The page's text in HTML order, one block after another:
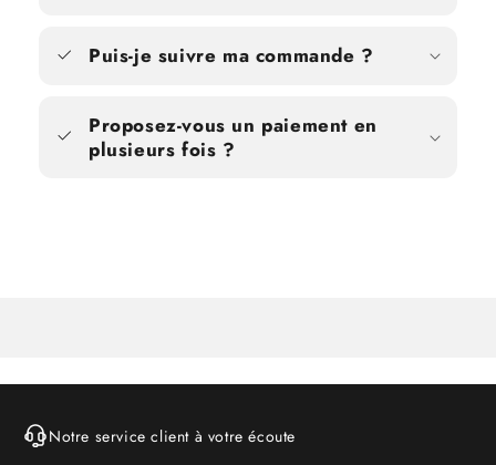
Puis-je suivre ma commande ?
Proposez-vous un paiement en
plusieurs fois ?
Notre service client à votre écoute